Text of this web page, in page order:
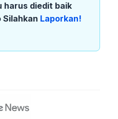
harus diedit baik
Laporkan!